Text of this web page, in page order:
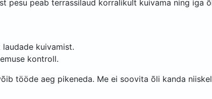
pesu peab terrassilaud korralikult kuivama ning iga
kuivamist.
kontroll.
tööde aeg pikeneda. Me ei soovita õli kanda